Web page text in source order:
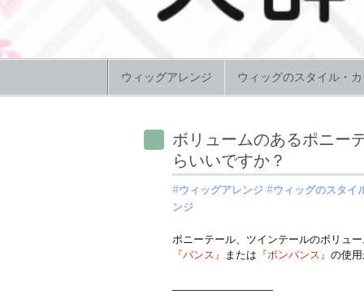
ウィッグアレンジ ウィッグのスタイル・
ボリュームのあるポニー
らいいですか？
ウィッグアレンジ ウィッグのスタイ
ンジ
ポニーテール、ツインテールのボリュ
『バンス』
または 『ボンバンス』 の使用
—————————–